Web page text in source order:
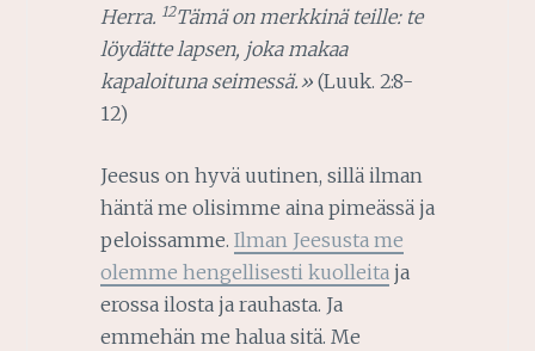
Herra. 12Tämä on merkkinä teille: te
löydätte lapsen, joka makaa
kapaloituna seimessä.»(Luuk. 2:8-
12)
Jeesus on hyvä uutinen, sillä ilman
häntä me olisimme aina pimeässä ja
peloissamme. Ilman Jeesusta me
olemme hengellisesti kuolleitaja
erossa ilosta ja rauhasta. Ja
emmehän me halua sitä. Me